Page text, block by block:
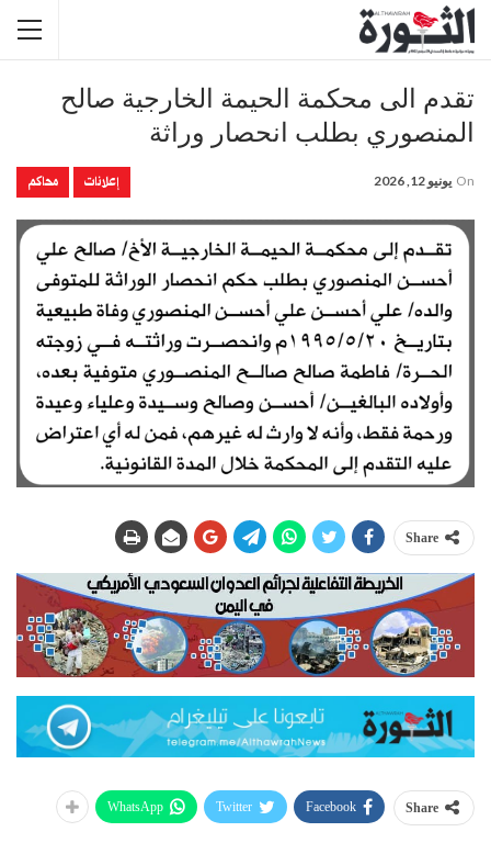
تقدم الى محكمة الحيمة الخارجية صالح
المنصوري بطلب انحصار وراثة
إعلانات محاكم On يونيو 12, 2026
Share
Share
Facebook
Twitter
WhatsApp